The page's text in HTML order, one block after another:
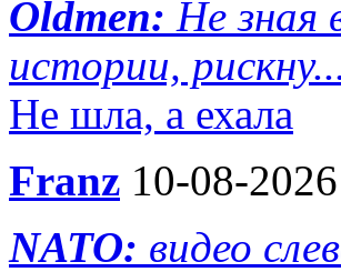
Oldmen: Не зная
истории,
Не шла, а ехала
Franz 10-08-
NATO: видео